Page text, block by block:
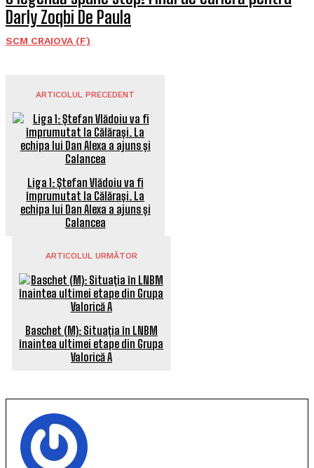
Darly Zoqbi De Paula
SCM CRAIOVA (F)
ARTICOLUL PRECEDENT
Liga 1: Ștefan Vlădoiu va fi
împrumutat la Călărași. La
echipa lui Dan Alexa a ajuns și
Calancea
ARTICOLUL URMĂTOR
Baschet (M): Situația în LNBM
înaintea ultimei etape din Grupa
Valorică A